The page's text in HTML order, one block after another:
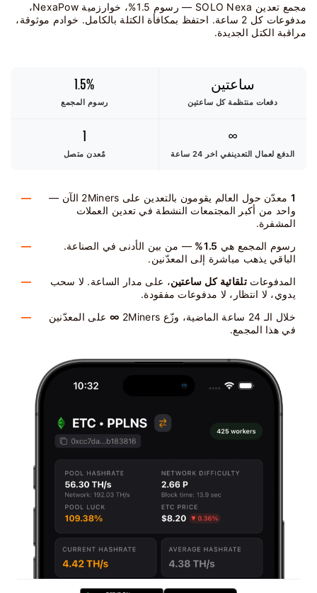
مجمع تعدين SOLO Nexa — رسوم 1.5%، خوارزمية NexaPow،
مدفوعات كل 2 ساعة. احتفظ بمكافأة الكتلة بالكامل. خوادم موثوقة،
مراقبة الكتل الجديدة.
ساعتين
دفعات منتظمة كل ساعتين
1.5%
رسوم المجمع
∞
الدفع لعمال التعدينفي اخر 24 ساعة
1
مٌعدن متصل
1
معدّن حول العالم يقومون بالتعدين على 2Miners الآن —
واحد من أكبر المجتمعات النشطة في تعدين العملات
المشفرة.
رسوم المجمع هي 1.5%
— من بين الأدنى في الصناعة.
الباقي يذهب مباشرة إلى المعدّنين.
المدفوعات تلقائية كل ساعتين، على مدار الساعة. لا سحب
يدوي، لا انتظار، لا مدفوعات مفقودة.
خلال الـ 24 ساعة الماضية، وزّع 2Miners
∞ على المعدّنين
في هذا المجمع.